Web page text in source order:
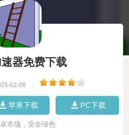
器免费下载
02-09
苹果下载 PC下载
市场，安全绿色